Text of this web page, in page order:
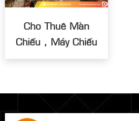
Cho Thuê Màn
Chiếu , Máy Chiếu